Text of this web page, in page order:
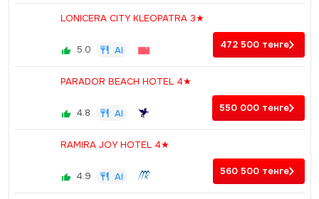
LONICERA CITY KLEOPATRA 3★
5.0 AI 472 500 тенге
PARADOR BEACH HOTEL 4★
4.8 AI 550 000 тенге
RAMIRA JOY HOTEL 4★
4.9 AI 560 500 тенге